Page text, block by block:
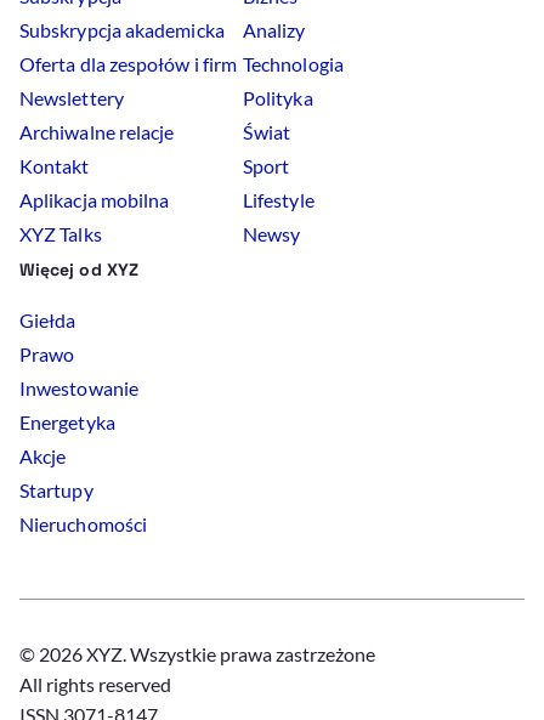
Subskrypcja akademicka
Oferta dla zespołów i firm
Newslettery
Archiwalne relacje
Kontakt
Aplikacja mobilna
XYZ Talks
Analizy
Technologia
Polityka
Świat
Sport
Lifestyle
Newsy
Więcej od XYZ
Giełda
Prawo
Inwestowanie
Energetyka
Akcje
Startupy
Nieruchomości
© 2026 XYZ. Wszystkie prawa zastrzeżone
All rights reserved
ISSN 3071-8147